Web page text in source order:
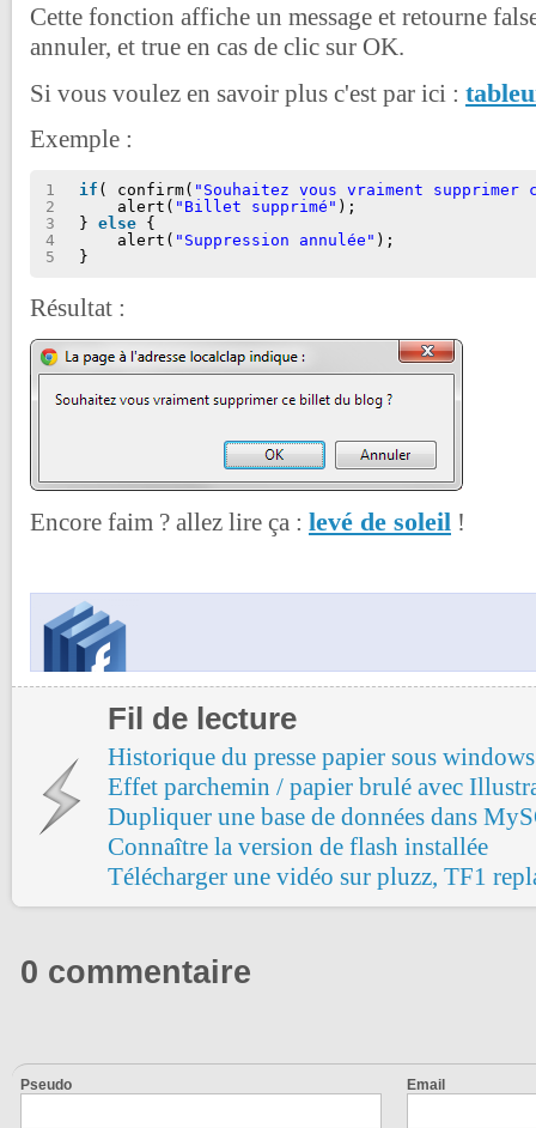
Cette fonction affiche un message et retourne
annuler, et true en cas de clic sur OK.
Si vous voulez en savoir plus c'est par ici :
Exemple :
1
2
3
4
5
if ( confirm( "Souhaitez vous vraiment
alert( "Billet supprimé" );
} else {
alert( "Suppression annulée" );
}
Résultat :
Encore faim ? allez lire ça : levé de soleil !
Fil de lecture
Historique du presse papier sous
Effet parchemin / papier brulé avec
Dupliquer une base de données dans
Connaître la version de flash installée
Télécharger une vidéo sur pluzz, TF1
0 commentaire
Pseudo Email